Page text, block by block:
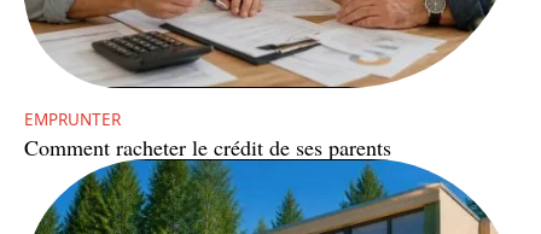
EMPRUNTER
Comment racheter le crédit de ses parents